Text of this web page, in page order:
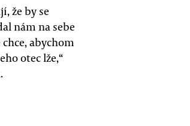
že by se
nám na sebe
abychom
otec lže,“